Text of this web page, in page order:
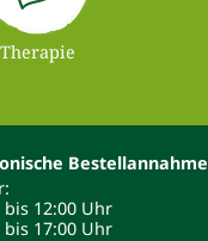
Therapie
bis 12:00 Uhr
bis 17:00 Uhr